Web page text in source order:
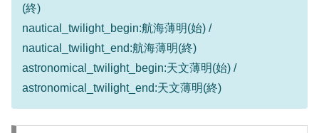
(終)
nautical_twilight_begin:航海薄明(始) /
nautical_twilight_end:航海薄明(終)
astronomical_twilight_begin:天文薄明(始) /
astronomical_twilight_end:天文薄明(終)